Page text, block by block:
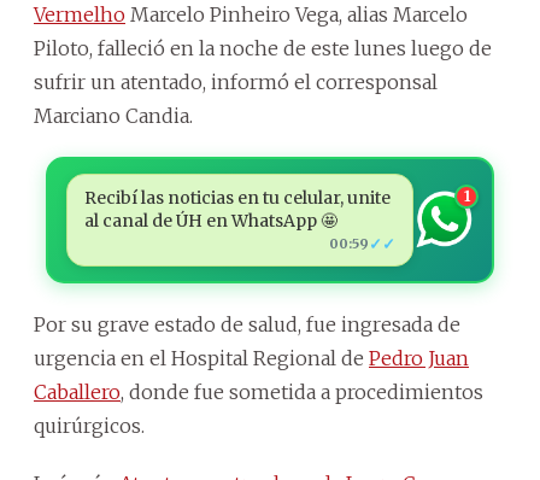
Vermelho Marcelo Pinheiro Vega, alias Marcelo
Piloto, falleció en la noche de este lunes luego de
sufrir un atentado, informó el corresponsal
Marciano Candia.
Recibí las noticias en tu celular, unite
al canal de ÚH en WhatsApp 🤩
00:59 ✓✓
1
Por su grave estado de salud, fue ingresada de
urgencia en el Hospital Regional de Pedro Juan
Caballero, donde fue sometida a procedimientos
quirúrgicos.